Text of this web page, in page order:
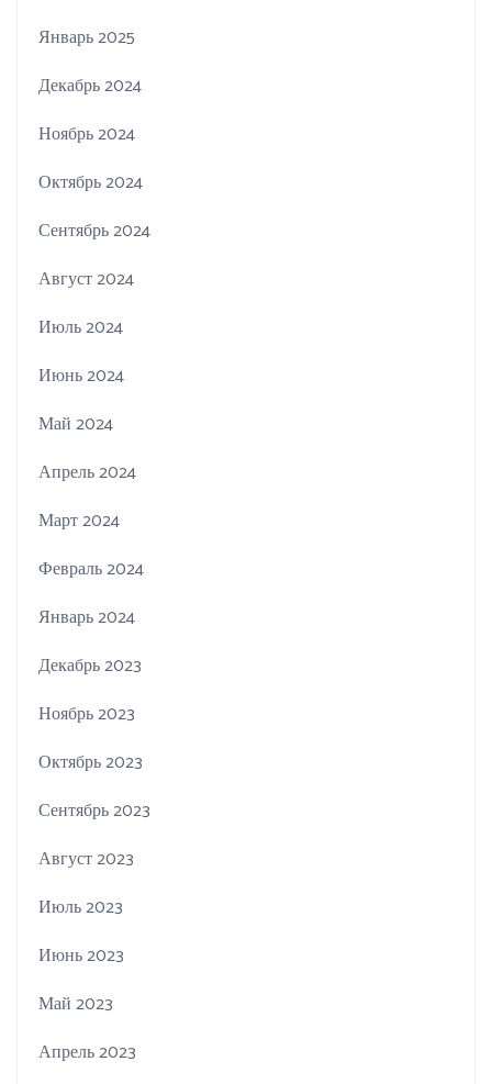
Январь 2025
Декабрь 2024
Ноябрь 2024
Октябрь 2024
Сентябрь 2024
Август 2024
Июль 2024
Июнь 2024
Май 2024
Апрель 2024
Март 2024
Февраль 2024
Январь 2024
Декабрь 2023
Ноябрь 2023
Октябрь 2023
Сентябрь 2023
Август 2023
Июль 2023
Июнь 2023
Май 2023
Апрель 2023